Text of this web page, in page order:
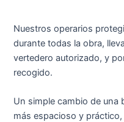
Nuestros operarios
durante todas la obra,
vertedero autorizado, y
recogido.
Un simple cambio de una
más espacioso y